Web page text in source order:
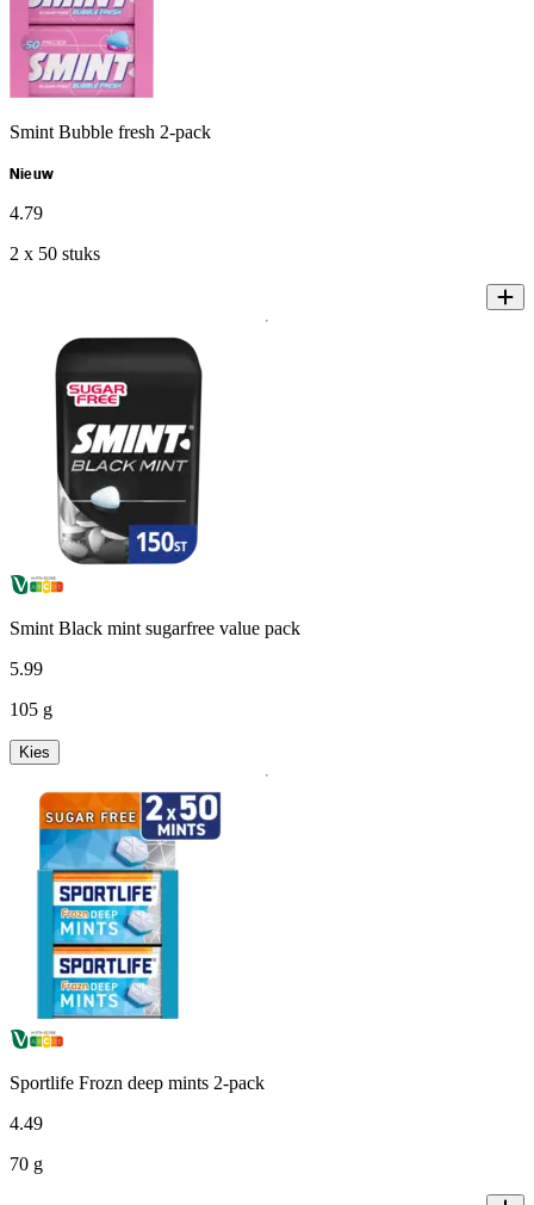
Smint Bubble fresh 2-pack
Nieuw
4.79
2 x 50 stuks
Smint Black mint sugarfree value pack
5.99
105 g
Kies
Sportlife Frozn deep mints 2-pack
4.49
70 g